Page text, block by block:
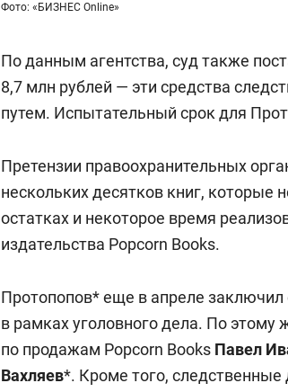
Фото: «БИЗНЕС Online»
По данным агентства, суд также
8,7 млн рублей — эти средства
путем. Испытательный срок для
Претензии правоохранительных
нескольких десятков книг, которые
остатках и некоторое время
издательства Popcorn Books.
Протопопов* еще в апреле заключил
в рамках уголовного дела. По
по продажам Popcorn Books Павел
Вахляев*. Кроме того, следственные